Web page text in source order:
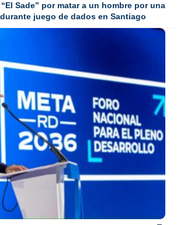
Sade” por matar a un hombre por una
juego de dados en Santiago